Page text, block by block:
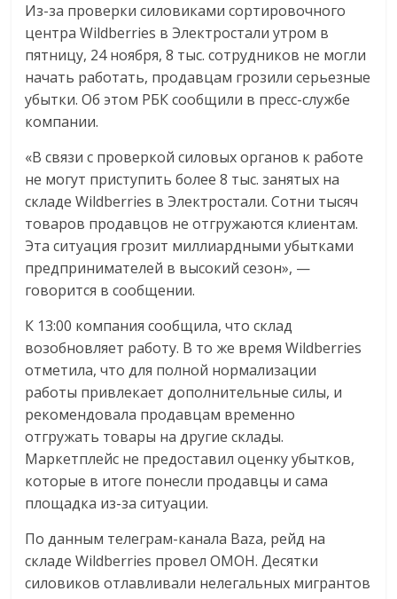
Из-за проверки силовиками сортировочного
центра Wildberries в Электростали утром в
пятницу, 24 ноября, 8 тыс. сотрудников не могли
начать работать, продавцам грозили серьезные
убытки. Об этом РБК сообщили в пресс-службе
компании.
«В связи с проверкой силовых органов к работе
не могут приступить более 8 тыс. занятых на
складе Wildberries в Электростали. Сотни тысяч
товаров продавцов не отгружаются клиентам.
Эта ситуация грозит миллиардными убытками
предпринимателей в высокий сезон», —
говорится в сообщении.
К 13:00 компания сообщила, что склад
возобновляет работу. В то же время Wildberries
отметила, что для полной нормализации
работы привлекает дополнительные силы, и
рекомендовала продавцам временно
отгружать товары на другие склады.
Маркетплейс не предоставил оценку убытков,
которые в итоге понесли продавцы и сама
площадка из-за ситуации.
По данным телеграм-канала Baza, рейд на
складе Wildberries провел ОМОН. Десятки
силовиков отлавливали нелегальных мигрантов